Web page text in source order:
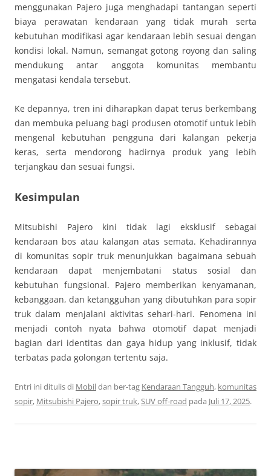
menggunakan Pajero juga menghadapi tantangan seperti
biaya perawatan kendaraan yang tidak murah serta
kebutuhan modifikasi agar kendaraan lebih sesuai dengan
kondisi lokal. Namun, semangat gotong royong dan saling
mendukung antar anggota komunitas membantu
mengatasi kendala tersebut.
Ke depannya, tren ini diharapkan dapat terus berkembang
dan membuka peluang bagi produsen otomotif untuk lebih
mengenal kebutuhan pengguna dari kalangan pekerja
keras, serta mendorong hadirnya produk yang lebih
terjangkau dan sesuai fungsi.
Kesimpulan
Mitsubishi Pajero kini tidak lagi eksklusif sebagai
kendaraan bos atau kalangan atas semata. Kehadirannya
di komunitas sopir truk menunjukkan bagaimana sebuah
kendaraan dapat menjembatani status sosial dan
kebutuhan fungsional. Pajero memberikan kenyamanan,
kebanggaan, dan ketangguhan yang dibutuhkan para sopir
truk dalam menjalani aktivitas sehari-hari. Fenomena ini
menjadi contoh nyata bahwa otomotif dapat menjadi
bagian dari identitas dan gaya hidup yang inklusif, tidak
terbatas pada golongan tertentu saja.
Entri ini ditulis di Mobildan ber-tag Kendaraan Tangguh, komunitas
sopir, Mitsubishi Pajero,sopir truk,SUV off-road pada Juli 17, 2025.